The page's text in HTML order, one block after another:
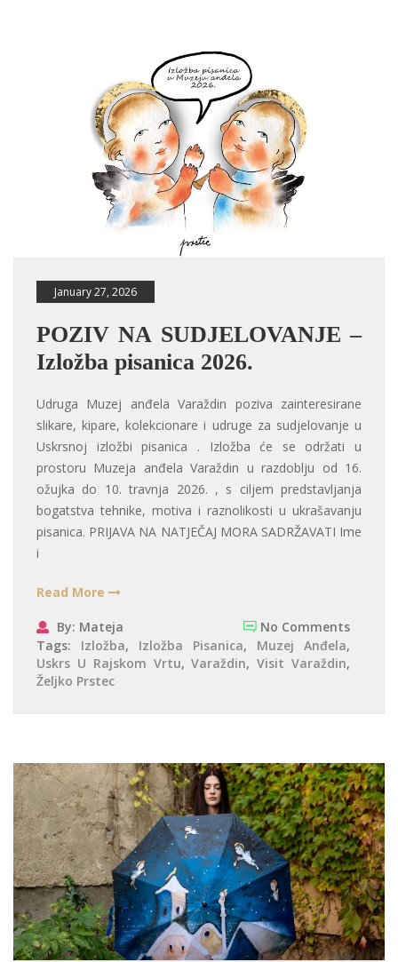
January 27, 2026
POZIV NA SUDJELOVANJE –
Izložba pisanica 2026.
Udruga Muzej anđela Varaždin poziva zainteresirane
slikare, kipare, kolekcionare i udruge za sudjelovanje u
Uskrsnoj izložbi pisanica . Izložba će se održati u
prostoru Muzeja anđela Varaždin u razdoblju od 16.
ožujka do 10. travnja 2026. , s ciljem predstavljanja
bogatstva tehnike, motiva i raznolikosti u ukrašavanju
pisanica. PRIJAVA NA NATJEČAJ MORA SADRŽAVATI Ime
i
Read More
By: Mateja
No Comments
Tags: Izložba, Izložba Pisanica, Muzej Anđela,
Uskrs U Rajskom Vrtu,Varaždin,Visit Varaždin,
Željko Prstec